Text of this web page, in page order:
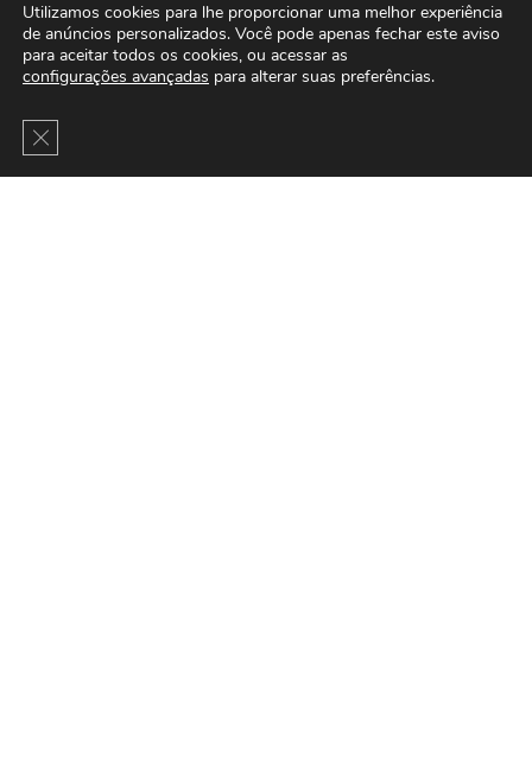
Utilizamos cookies para lhe proporcionar uma melhor experiência
de anúncios personalizados. Você pode apenas fechar este aviso
para aceitar todos os cookies, ou acessar as
configurações avançadas para alterar suas preferências.
Close GDPR Cookie Banner